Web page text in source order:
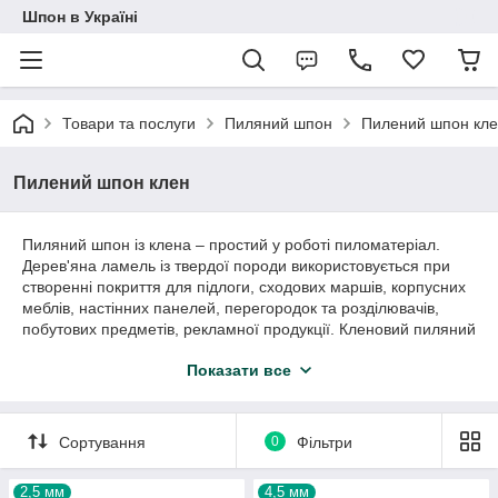
Шпон в Україні
Товари та послуги Пиляний шпон Пилений шпон
Пилений шпон клен
Пиляний шпон із клена – простий у роботі пиломатеріал.
Дерев'яна ламель із твердої породи використовується при
створенні покриття для підлоги, сходових маршів, корпусних
меблів, настінних панелей, перегородок та розділювачів,
побутових предметів, рекламної продукції. Кленовий пиляний
матеріал полірують, тонують, лакують.
поверхонь, оскільки однорідна за забарвленням і не має
дефектів.
Показати все
Сортування 0 Фільтри
2,5 мм 4,5 мм